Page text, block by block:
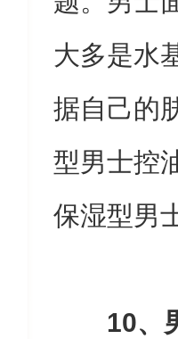
大多是水
据自己的
型男士控
保湿型男
10、